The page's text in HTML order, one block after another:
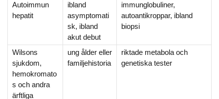
Autoimmun
hepatit
ibland
asymptomati
sk, ibland
akut debut
immunglobuliner,
autoantikroppar, ibland
biopsi
Wilsons
sjukdom,
hemokromato
s och andra
ärftliga
ung ålder eller
familjehistoria
riktade metabola och
genetiska tester